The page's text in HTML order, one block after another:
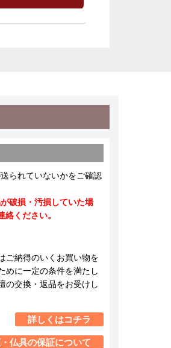
られていないかをご確認
破損・汚損していた場
ください。
ご納得のいくお買い物を
めに一定の条件を満たし
の交換・返品をお受けし
詳しくはコチラ
仏具の保証について